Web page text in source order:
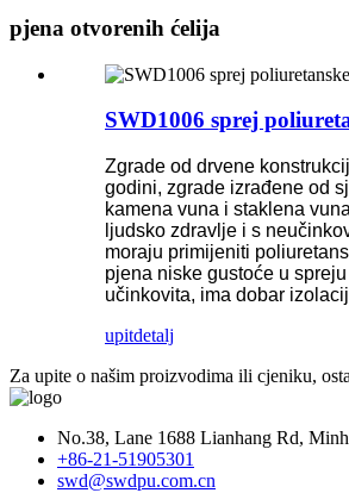
pjena otvorenih ćelija
SWD1006 sprej
Zgrade od drvene
godini, zgrade izrađene od
kamena vuna i staklena
ljudsko zdravlje i s
moraju primijeniti
pjena niske gustoće u
učinkovita, ima dobar
upitdetalj
Za upite o našim proizvodima ili cjeniku,
No.38, Lane 1688 Lianhang Rd,
+86-21-51905301
swd@swdpu.com.cn